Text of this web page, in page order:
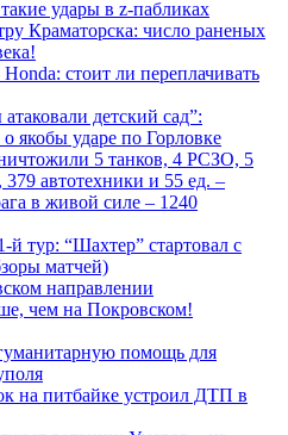
удары в z-пабликах
Краматорска: число раненых
стоит ли переплачивать
детский сад”:
якобы ударе по Горловке
5 танков, 4 РСЗО, 5
автотехники и 55 ед. –
в живой силе – 1240
тур: “Шахтер” стартовал с
матчей)
направлении
чем на Покровском!
помощь для
на питбайке устроил ДТП в